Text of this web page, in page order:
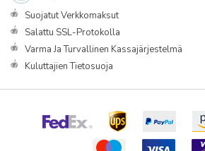
Suojatut Verkkomaksut
Salattu SSL-Protokolla
Varma Ja Turvallinen Kassajärjestelmä
Kuluttajien Tietosuoja